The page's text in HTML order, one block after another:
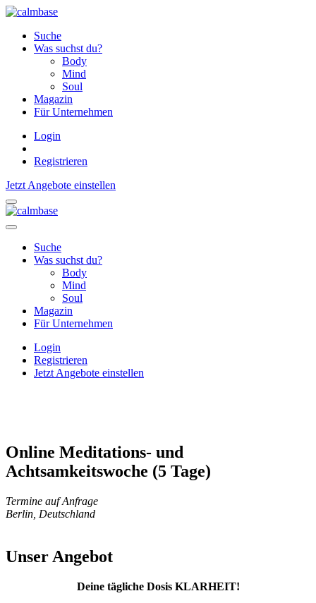
Suche
Was suchst du?
Body
Mind
Soul
Magazin
Für Unternehmen
Login
Registrieren
Jetzt Angebote einstellen
Suche
Was suchst du?
Body
Mind
Soul
Magazin
Für Unternehmen
Login
Registrieren
Jetzt Angebote einstellen
Online Meditations- und
Achtsamkeitswoche (5 Tage)
Termine auf Anfrage
Berlin, Deutschland
Unser Angebot
Deine tägliche Dosis KLARHEIT!